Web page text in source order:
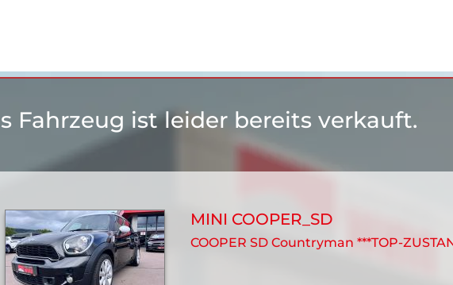
Fahrzeug ist leider bereits verkauft.
MINI COOPER_SD
COOPER SD Countryman ***TOP-